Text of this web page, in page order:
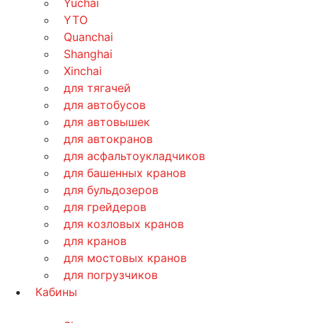
Yuchai
YTO
Quanchai
Shanghai
Xinchai
для тягачей
для автобусов
для автовышек
для автокранов
для асфальтоукладчиков
для башенных кранов
для бульдозеров
для грейдеров
для козловых кранов
для кранов
для мостовых кранов
для погрузчиков
Кабины